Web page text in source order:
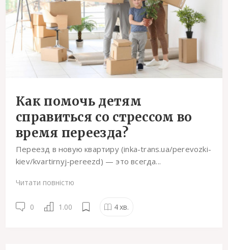
Как помочь детям
справиться со стрессом во
время переезда?
Переезд в новую квартиру (inka-trans.ua/perevozki-
kiev/kvartirnyj-pereezd) — это всегда...
Читати повністю
0 1.00 4хв.